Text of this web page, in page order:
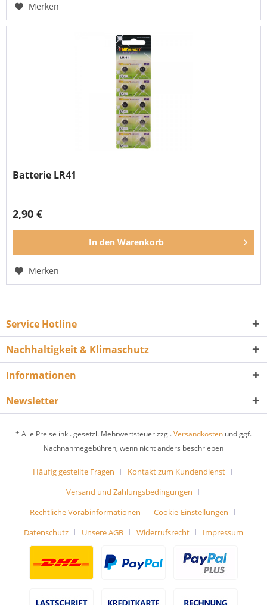
Merken
Batterie LR41
2,90 €
In den Warenkorb
Merken
Service Hotline
Nachhaltigkeit & Klimaschutz
Informationen
Newsletter
* Alle Preise inkl. gesetzl. Mehrwertsteuer zzgl.Versandkosten und ggf.
Nachnahmegebühren, wenn nicht anders beschrieben
Häufig gestellte Fragen
Kontakt zum Kundendienst
Versand und Zahlungsbedingungen
Rechtliche Vorabinformationen
Cookie-Einstellungen
Datenschutz
Unsere AGB Widerrufsrecht Impressum